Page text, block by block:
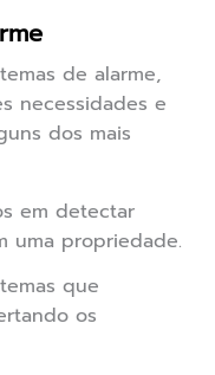
de alarme,
necessidades e
dos mais
em detectar
uma propriedade.
que
os